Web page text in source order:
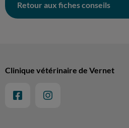
Retour aux fiches conseils
Clinique vétérinaire de Vernet